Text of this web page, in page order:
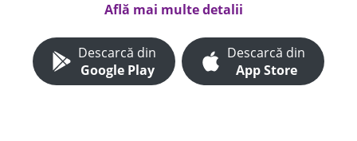
Află mai multe detalii
Descarcă din
Google Play
Descarcă din
App Store